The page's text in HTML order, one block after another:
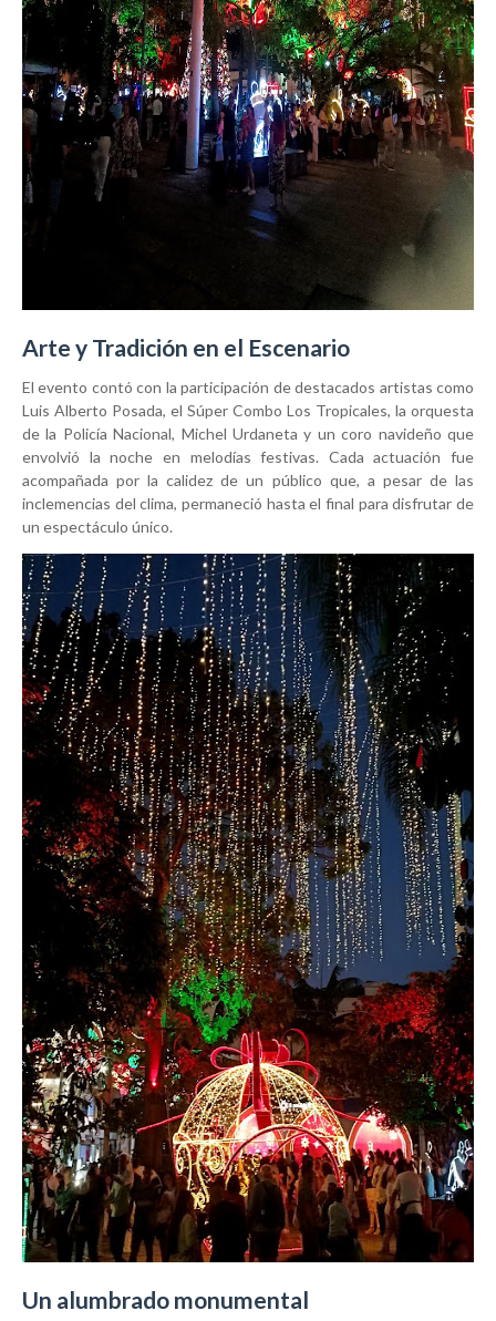
Arte y Tradición en el Escenario
El evento contó con la participación de destacados artistas como
Luis Alberto Posada, el Súper Combo Los Tropicales, la orquesta
de la Policía Nacional, Michel Urdaneta y un coro navideño que
envolvió la noche en melodías festivas. Cada actuación fue
acompañada por la calidez de un público que, a pesar de las
inclemencias del clima, permaneció hasta el final para disfrutar de
un espectáculo único.
Un alumbrado monumental